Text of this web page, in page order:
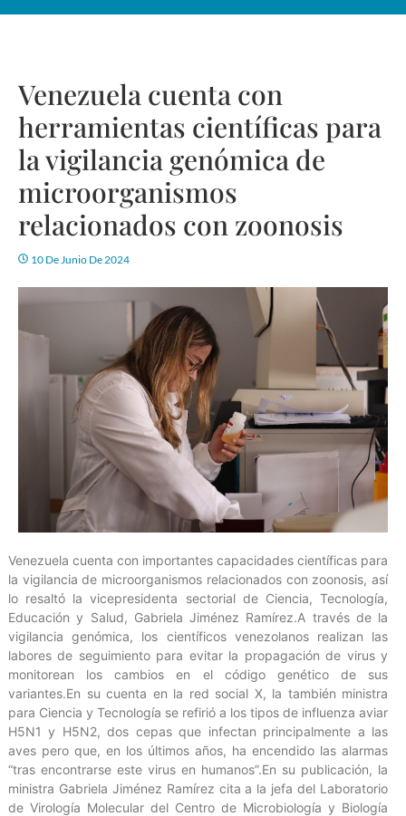
Venezuela cuenta con
herramientas científicas para
la vigilancia genómica de
microorganismos
relacionados con zoonosis
10 De Junio De 2024
Venezuela cuenta con importantes capacidades científicas para
la vigilancia de microorganismos relacionados con zoonosis, así
lo resaltó la vicepresidenta sectorial de Ciencia, Tecnología,
Educación y Salud, Gabriela Jiménez Ramírez.A través de la
vigilancia genómica, los científicos venezolanos realizan las
labores de seguimiento para evitar la propagación de virus y
monitorean los cambios en el código genético de sus
variantes.En su cuenta en la red social X, la también ministra
para Ciencia y Tecnología se refirió a los tipos de influenza aviar
H5N1 y H5N2, dos cepas que infectan principalmente a las
aves pero que, en los últimos años, ha encendido las alarmas
“tras encontrarse este virus en humanos”.En su publicación, la
ministra Gabriela Jiménez Ramírez cita a la jefa del Laboratorio
de Virología Molecular del Centro de Microbiología y Biología